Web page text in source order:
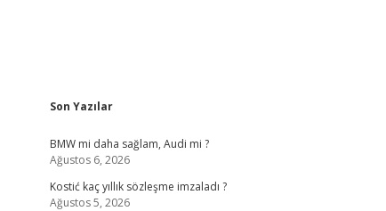
Sidebar
Son Yazılar
BMW mi daha sağlam, Audi mi ?
Ağustos 6, 2026
Kostić kaç yıllık sözleşme imzaladı ?
Ağustos 5, 2026